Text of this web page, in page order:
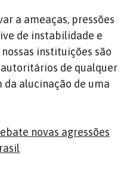
a ameaças, pressões
de instabilidade e
instituições são
de qualquer
da alucinação de uma
novas agressões